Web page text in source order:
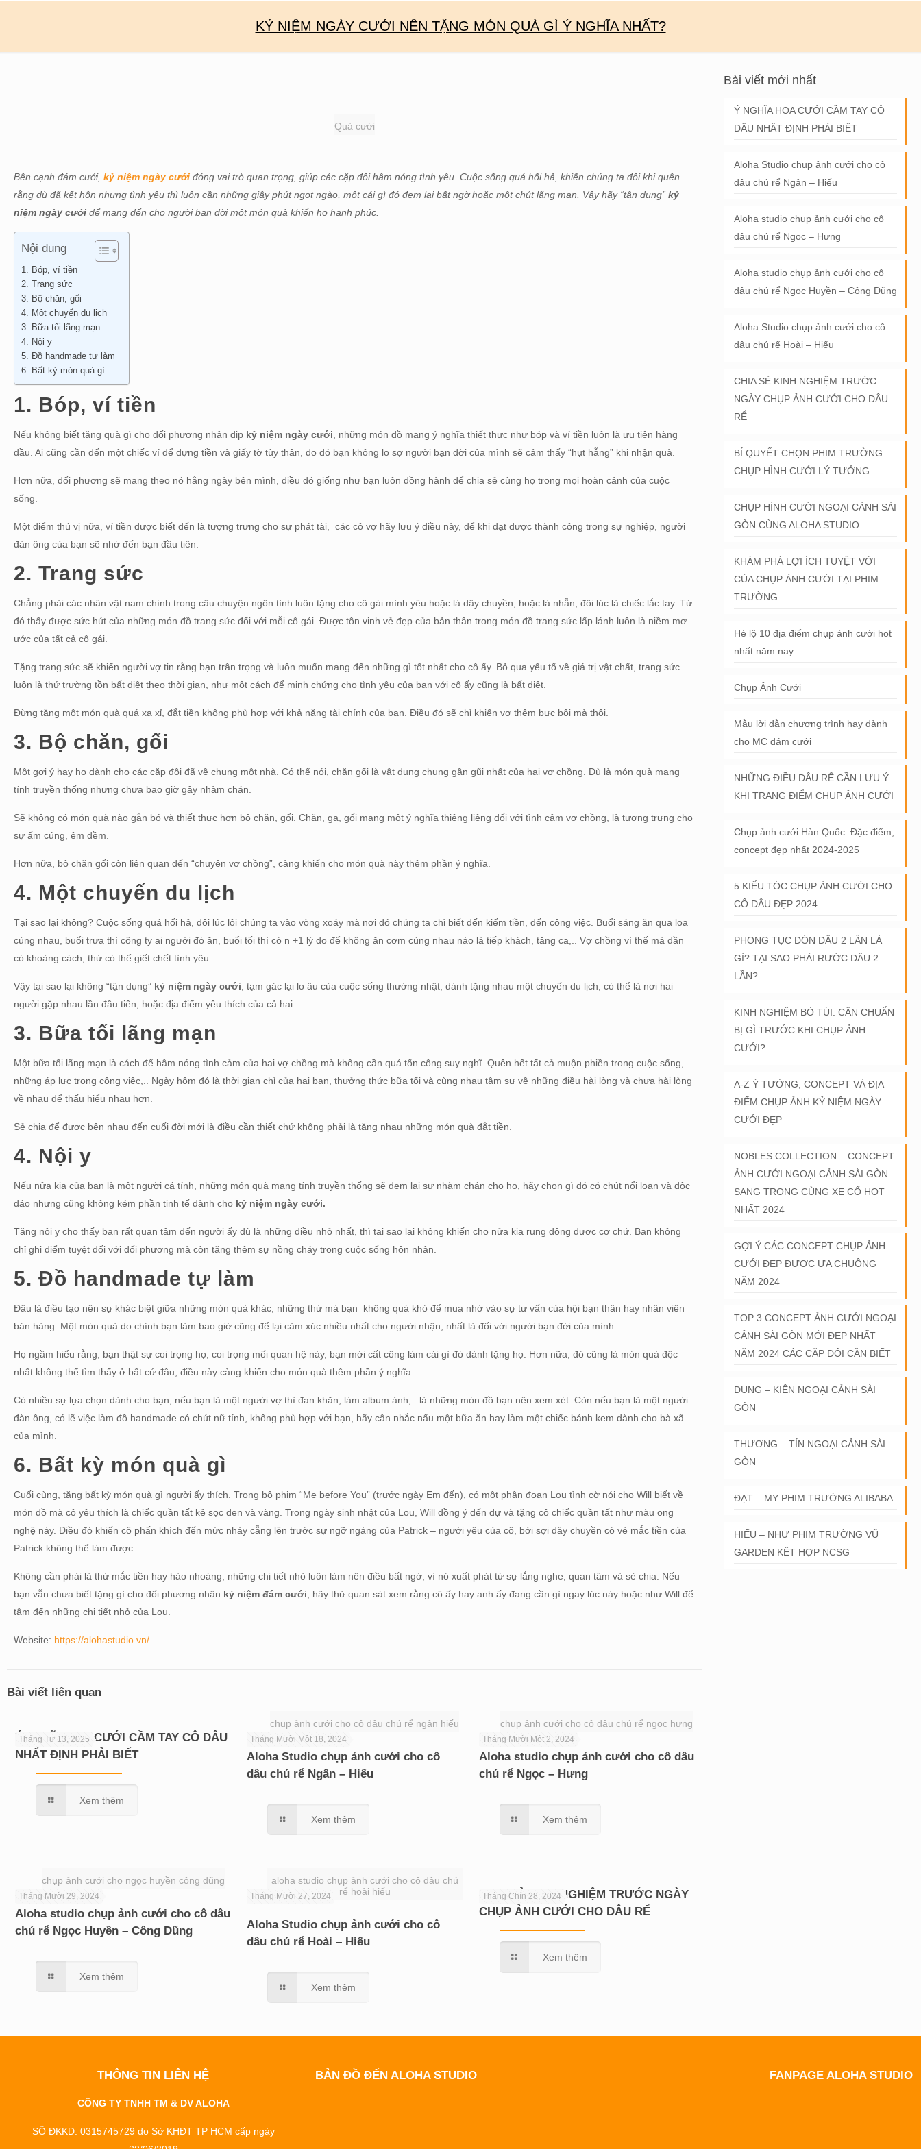
KỶ NIỆM NGÀY CƯỚI NÊN TẶNG MÓN QUÀ GÌ Ý NGHĨA NHẤT?
Quà cưới
Bên cạnh đám cưới,kỷ niệm ngày cưới đóng vai trò quan trọng, giúp các cặp đôi hâm nóng tình yêu. Cuộc sống quá hối hả, khiến chúng ta đôi khi quên
rằng dù đã kết hôn nhưng tình yêu thì luôn cần những giây phút ngọt ngào, một cái gì đó đem lại bất ngờ hoặc một chút lãng mạn. Vậy hãy “tận dụng”kỷ
niệm ngày cưới để mang đến cho người bạn đời một món quà khiến họ hạnh phúc.
Nội dung
1. Bóp, ví tiền
2. Trang sức
3. Bộ chăn, gối
4. Một chuyến du lịch
3. Bữa tối lãng mạn
4. Nội y
5. Đồ handmade tự làm
6. Bất kỳ món quà gì
1. Bóp, ví tiền
Nếu không biết tặng quà gì cho đối phương nhân dịp kỷ niệm ngày cưới , những món đồ mang ý nghĩa thiết thực như bóp và ví tiền luôn là ưu tiên hàng
đầu. Ai cũng cần đến một chiếc ví để đựng tiền và giấy tờ tùy thân, do đó bạn không lo sợ người bạn đời của mình sẽ cảm thấy “hụt hẫng” khi nhận quà.
Hơn nữa, đối phương sẽ mang theo nó hằng ngày bên mình, điều đó giống như bạn luôn đồng hành để chia sẻ cùng họ trong mọi hoàn cảnh của cuộc
sống.
Một điểm thú vị nữa, ví tiền được biết đến là tượng trưng cho sự phát tài, các cô vợ hãy lưu ý điều này, để khi đạt được thành công trong sự nghiệp, người
đàn ông của bạn sẽ nhớ đến bạn đầu tiên.
2. Trang sức
Chẳng phải các nhân vật nam chính trong câu chuyện ngôn tình luôn tặng cho cô gái mình yêu hoặc là dây chuyền, hoặc là nhẫn, đôi lúc là chiếc lắc tay. Từ
đó thấy được sức hút của những món đồ trang sức đối với mỗi cô gái. Được tôn vinh vẻ đẹp của bản thân trong món đồ trang sức lấp lánh luôn là niềm mơ
ước của tất cả cô gái.
Tặng trang sức sẽ khiến người vợ tin rằng bạn trân trọng và luôn muốn mang đến những gì tốt nhất cho cô ấy. Bỏ qua yếu tố về giá trị vật chất, trang sức
luôn là thứ trường tồn bất diệt theo thời gian, như một cách để minh chứng cho tình yêu của bạn với cô ấy cũng là bất diệt.
Đừng tặng một món quà quá xa xỉ, đắt tiền không phù hợp với khả năng tài chính của bạn. Điều đó sẽ chỉ khiến vợ thêm bực bội mà thôi.
3. Bộ chăn, gối
Một gợi ý hay ho dành cho các cặp đôi đã về chung một nhà. Có thể nói, chăn gối là vật dụng chung gần gũi nhất của hai vợ chồng. Dù là món quà mang
tính truyền thống nhưng chưa bao giờ gây nhàm chán.
Sẽ không có món quà nào gắn bó và thiết thực hơn bộ chăn, gối. Chăn, ga, gối mang một ý nghĩa thiêng liêng đối với tình cảm vợ chồng, là tượng trưng cho
sự ấm cúng, êm đềm.
Hơn nữa, bộ chăn gối còn liên quan đến “chuyện vợ chồng”, càng khiến cho món quà này thêm phần ý nghĩa.
4. Một chuyến du lịch
Tại sao lại không? Cuộc sống quá hối hả, đôi lúc lôi chúng ta vào vòng xoáy mà nơi đó chúng ta chỉ biết đến kiếm tiền, đến công việc. Buổi sáng ăn qua loa
cùng nhau, buổi trưa thì công ty ai người đó ăn, buổi tối thì có n +1 lý do để không ăn cơm cùng nhau nào là tiếp khách, tăng ca,.. Vợ chồng vì thế mà dần
có khoảng cách, thứ có thể giết chết tình yêu.
Vậy tại sao lại không “tận dụng” kỷ niệm ngày cưới , tạm gác lại lo âu của cuộc sống thường nhật, dành tặng nhau một chuyến du lịch, có thể là nơi hai
người gặp nhau lần đầu tiên, hoặc địa điểm yêu thích của cả hai.
3. Bữa tối lãng mạn
Một bữa tối lãng mạn là cách để hâm nóng tình cảm của hai vợ chồng mà không cần quá tốn công suy nghĩ. Quên hết tất cả muộn phiền trong cuộc sống,
những áp lực trong công việc,.. Ngày hôm đó là thời gian chỉ của hai bạn, thưởng thức bữa tối và cùng nhau tâm sự về những điều hài lòng và chưa hài lòng
về nhau để thấu hiểu nhau hơn.
Sẻ chia để được bên nhau đến cuối đời mới là điều cần thiết chứ không phải là tặng nhau những món quà đắt tiền.
4. Nội y
Nếu nửa kia của bạn là một người cá tính, những món quà mang tính truyền thống sẽ đem lại sự nhàm chán cho họ, hãy chọn gì đó có chút nổi loạn và độc
đáo nhưng cũng không kém phần tinh tế dành cho kỷ niệm ngày cưới.
Tặng nội y cho thấy bạn rất quan tâm đến người ấy dù là những điều nhỏ nhất, thì tại sao lại không khiến cho nửa kia rung động được cơ chứ. Bạn không
chỉ ghi điểm tuyệt đối với đối phương mà còn tăng thêm sự nồng cháy trong cuộc sống hôn nhân.
5. Đồ handmade tự làm
Đâu là điều tạo nên sự khác biệt giữa những món quà khác, những thứ mà bạn không quá khó để mua nhờ vào sự tư vấn của hội bạn thân hay nhân viên
bán hàng. Một món quà do chính bạn làm bao giờ cũng để lại cảm xúc nhiều nhất cho người nhận, nhất là đối với người bạn đời của mình.
Họ ngầm hiểu rằng, bạn thật sự coi trọng họ, coi trọng mối quan hệ này, bạn mới cất công làm cái gì đó dành tặng họ. Hơn nữa, đó cũng là món quà độc
nhất không thể tìm thấy ở bất cứ đâu, điều này càng khiến cho món quà thêm phần ý nghĩa.
Có nhiều sự lựa chọn dành cho bạn, nếu bạn là một người vợ thì đan khăn, làm album ảnh,.. là những món đồ bạn nên xem xét. Còn nếu bạn là một người
đàn ông, có lẽ việc làm đồ handmade có chút nữ tính, không phù hợp với bạn, hãy cân nhắc nấu một bữa ăn hay làm một chiếc bánh kem dành cho bà xã
của mình.
6. Bất kỳ món quà gì
Cuối cùng, tặng bất kỳ món quà gì người ấy thích. Trong bộ phim “Me before You” (trước ngày Em đến), có một phân đoạn Lou tình cờ nói cho Will biết về
món đồ mà cô yêu thích là chiếc quần tất kẻ sọc đen và vàng. Trong ngày sinh nhật của Lou, Will đồng ý đến dự và tặng cô chiếc quần tất như màu ong
nghệ này. Điều đó khiến cô phấn khích đến mức nhảy cẫng lên trước sự ngỡ ngàng của Patrick – người yêu của cô, bởi sợi dây chuyền có vẻ mắc tiền của
Patrick không thể làm được.
Không cần phải là thứ mắc tiền hay hào nhoáng, những chi tiết nhỏ luôn làm nên điều bất ngờ, vì nó xuất phát từ sự lắng nghe, quan tâm và sẻ chia. Nếu
bạn vẫn chưa biết tặng gì cho đối phương nhân kỷ niệm đám cưới , hãy thử quan sát xem rằng cô ấy hay anh ấy đang cần gì ngay lúc này hoặc như Will để
tâm đến những chi tiết nhỏ của Lou.
Website: https://alohastudio.vn/
Bài viết liên quan
Tháng Tư 13, 2025
Ý NGHĨA HOA CƯỚI CẦM TAY CÔ DÂU
NHẤT ĐỊNH PHẢI BIẾT
Xem thêm
chụp ảnh cưới cho cô dâu chú rể ngân hiếu
Tháng Mười Một 18, 2024
Aloha Studio chụp ảnh cưới cho cô
dâu chú rể Ngân – Hiếu
Xem thêm
chụp ảnh cưới cho cô dâu chú rể ngọc hưng
Tháng Mười Một 2, 2024
Aloha studio chụp ảnh cưới cho cô dâu
chú rể Ngọc – Hưng
Xem thêm
chụp ảnh cưới cho ngọc huyền công dũng
Tháng Mười 29, 2024
Aloha studio chụp ảnh cưới cho cô dâu
chú rể Ngọc Huyền – Công Dũng
Xem thêm
aloha studio chụp ảnh cưới cho cô dâu chú
rể hoài hiếu
Tháng Mười 27, 2024
Aloha Studio chụp ảnh cưới cho cô
dâu chú rể Hoài – Hiếu
Xem thêm
Tháng Chín 28, 2024
CHIA SẺ KINH NGHIỆM TRƯỚC NGÀY
CHỤP ẢNH CƯỚI CHO DÂU RỂ
Xem thêm
Bài viết mới nhất
Ý NGHĨA HOA CƯỚI CẦM TAY CÔ
DÂU NHẤT ĐỊNH PHẢI BIẾT
Aloha Studio chụp ảnh cưới cho cô
dâu chú rể Ngân – Hiếu
Aloha studio chụp ảnh cưới cho cô
dâu chú rể Ngọc – Hưng
Aloha studio chụp ảnh cưới cho cô
dâu chú rể Ngọc Huyền – Công Dũng
Aloha Studio chụp ảnh cưới cho cô
dâu chú rể Hoài – Hiếu
CHIA SẺ KINH NGHIỆM TRƯỚC
NGÀY CHỤP ẢNH CƯỚI CHO DÂU
RỂ
BÍ QUYẾT CHỌN PHIM TRƯỜNG
CHỤP HÌNH CƯỚI LÝ TƯỞNG
CHỤP HÌNH CƯỚI NGOẠI CẢNH SÀI
GÒN CÙNG ALOHA STUDIO
KHÁM PHÁ LỢI ÍCH TUYỆT VỜI
CỦA CHỤP ẢNH CƯỚI TẠI PHIM
TRƯỜNG
Hé lộ 10 địa điểm chụp ảnh cưới hot
nhất năm nay
Chụp Ảnh Cưới
Mẫu lời dẫn chương trình hay dành
cho MC đám cưới
NHỮNG ĐIỀU DÂU RỂ CẦN LƯU Ý
KHI TRANG ĐIỂM CHỤP ẢNH CƯỚI
Chụp ảnh cưới Hàn Quốc: Đặc điểm,
concept đẹp nhất 2024-2025
5 KIỂU TÓC CHỤP ẢNH CƯỚI CHO
CÔ DÂU ĐẸP 2024
PHONG TỤC ĐÓN DÂU 2 LẦN LÀ
GÌ? TẠI SAO PHẢI RƯỚC DÂU 2
LẦN?
KINH NGHIỆM BỎ TÚI: CẦN CHUẨN
BỊ GÌ TRƯỚC KHI CHỤP ẢNH
CƯỚI?
A-Z Ý TƯỞNG, CONCEPT VÀ ĐỊA
ĐIỂM CHỤP ẢNH KỶ NIỆM NGÀY
CƯỚI ĐẸP
NOBLES COLLECTION – CONCEPT
ẢNH CƯỚI NGOẠI CẢNH SÀI GÒN
SANG TRỌNG CÙNG XE CỔ HOT
NHẤT 2024
GỢI Ý CÁC CONCEPT CHỤP ẢNH
CƯỚI ĐẸP ĐƯỢC ƯA CHUỘNG
NĂM 2024
TOP 3 CONCEPT ẢNH CƯỚI NGOẠI
CẢNH SÀI GÒN MỚI ĐẸP NHẤT
NĂM 2024 CÁC CẶP ĐÔI CẦN BIẾT
DUNG – KIÊN NGOẠI CẢNH SÀI
GÒN
THƯƠNG – TÍN NGOẠI CẢNH SÀI
GÒN
ĐẠT – MY PHIM TRƯỜNG ALIBABA
HIẾU – NHƯ PHIM TRƯỜNG VŨ
GARDEN KẾT HỢP NCSG
THÔNG TIN LIÊN HỆ
CÔNG TY TNHH TM & DV ALOHA
SỐ ĐKKD: 0315745729 do Sở KHĐT TP HCM cấp ngày
BẢN ĐỒ ĐẾN ALOHA STUDIO FANPAGE ALOHA STUDIO